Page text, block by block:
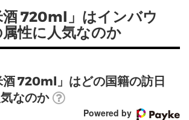
酒 720ml」はインバウ
性に人気なのか
酒 720ml」はどの国籍の訪日
なのか
Powered by